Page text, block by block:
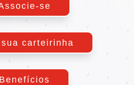
se
carteirinha
Benefícios